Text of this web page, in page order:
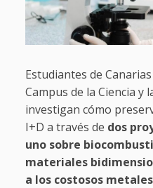
Estudiantes de
Campus de la Ciencia y
investigan cómo
I+D a través de dos
uno sobre
materiales
a los costosos